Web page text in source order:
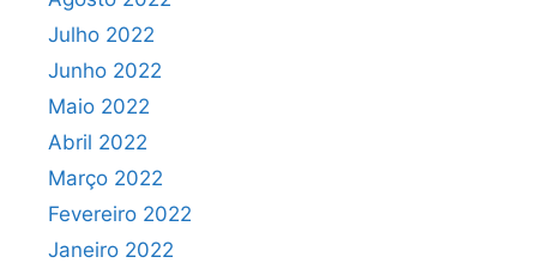
Julho 2022
Junho 2022
Maio 2022
Abril 2022
Março 2022
Fevereiro 2022
Janeiro 2022